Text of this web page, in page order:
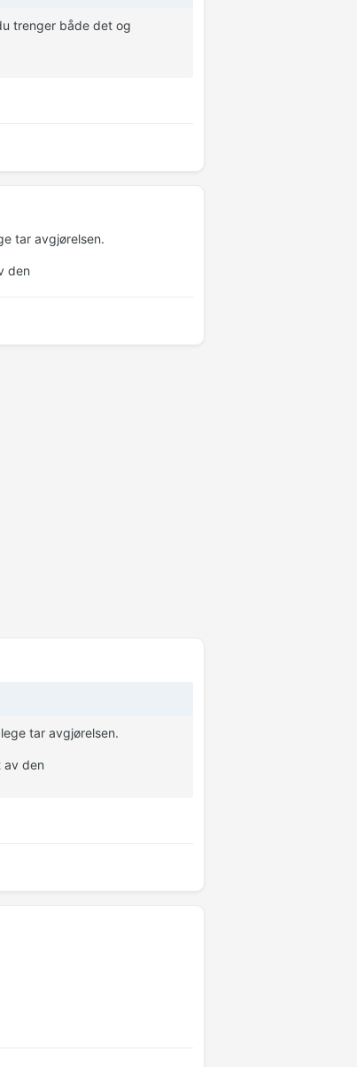
trenger både det og
tar avgjørelsen.
den
tar avgjørelsen.
av den